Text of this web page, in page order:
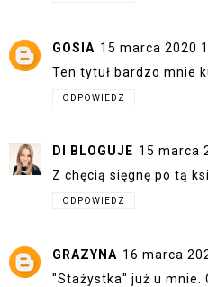
GOSIA 15 marca 2020
Ten tytuł bardzo mnie
ODPOWIEDZ
DI BLOGUJE 15 marca
Z chęcią sięgnę po tą
ODPOWIEDZ
GRAZYNA 16 marca
"Stażystka" już u mnie.